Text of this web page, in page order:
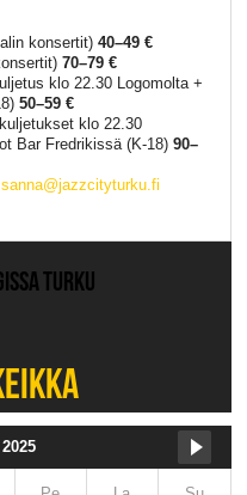
konsertit) 40–49 €
70–79 €
klo 22.30 Logomolta +
50–59 €
klo 22.30
Bar Fredrikissä (K-18) 90–
sanna@jazzcityturku.fi
TURKU